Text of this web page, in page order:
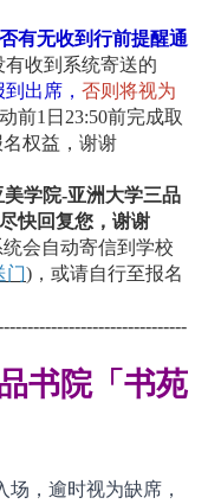
有无收到行前提醒通
有收到系统寄送的
到出席 ， 否则将视为
前1日23:50前完成取
权益，谢谢
学院-亚洲大学三品
快回复您，谢谢
会自动寄信到学校
门) ，或请自行至报名
书院「书苑
场，逾时视为缺席，